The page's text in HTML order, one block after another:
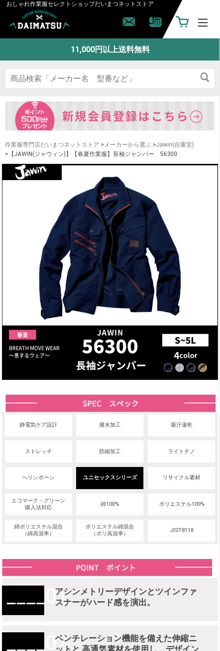
おしゃれ作業服セレクトショップだいまつネットストア
11,000円以上送料無料
作業服専門店だいまつネットストア > メーカーから選ぶ >Jawin(自重堂)
>【JAWIN(ジャウィン)】【春夏作業服】長袖ジャンパー 56300
静電気ケア設計 撥水加工 吸汗速乾
ストレッチ 防縮加工 ライトチノ
ヘリンボーン ユニセックスシリーズ リサイクル素材
エコマーク・グリーン
購入法対応
綿100% ポリエステル100%
綿ポリエステル混合
（綿高混率）
ポリエステル綿混合
（ポリ高混率）
JIST8118
01
アシンメトリーデザインとツインファ
スナーがハード感を演出。
02
ベンチレーション機能を備えた伸縮ニ
ットと 高通気素材を使用し、デザイン